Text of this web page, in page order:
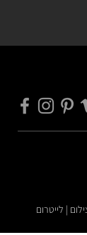
| לייטרום